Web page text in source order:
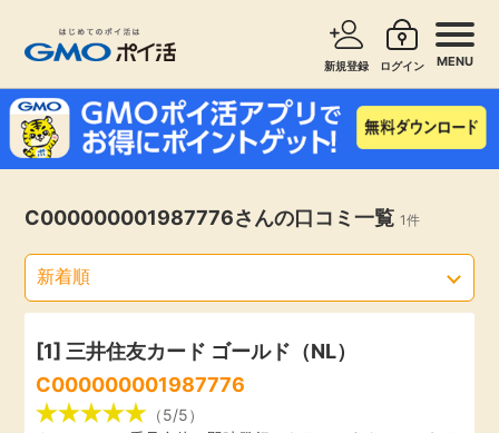
新規登録 ログイン MENU
お知らせ
新着
高還元
無料
サービスで探す ショッピングで探す
旅行・レンタカー
エンタメ
クレジットカード
C000000001987776さんの口コミ一覧 1件
[1] 三井住友カード ゴールド（NL）
C000000001987776
（5/5）